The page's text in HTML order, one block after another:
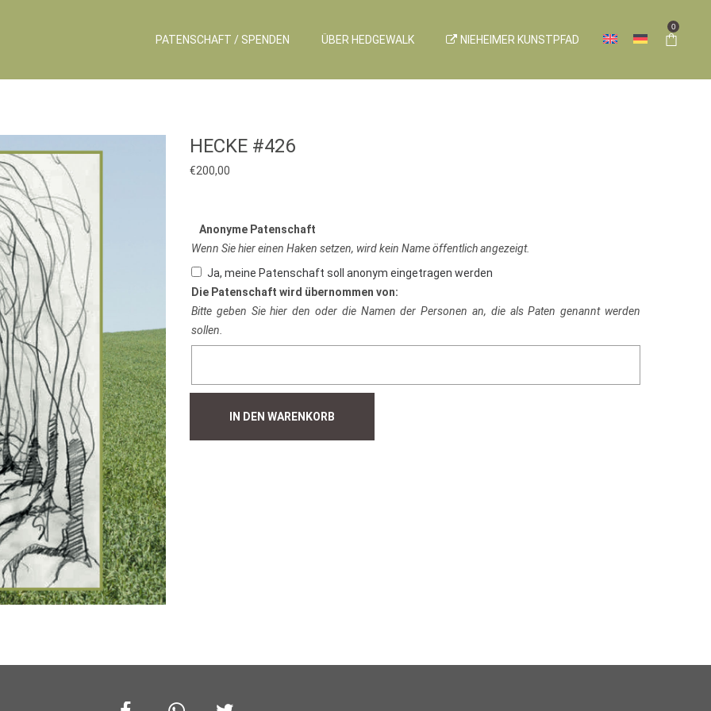
PATENSCHAFT / SPENDEN ÜBER HEDGEWALK NIEHEIMER KUNSTPFAD
0
HECKE #426
€200,00
Anonyme Patenschaft
Wenn Sie hier einen Haken setzen, wird kein Name öffentlich angezeigt.
Ja, meine Patenschaft soll anonym eingetragen werden
Die Patenschaft wird übernommen von:
Bitte geben Sie hier den oder die Namen der Personen an, die als Paten genannt werden
sollen.
Menge
IN DEN WARENKORB